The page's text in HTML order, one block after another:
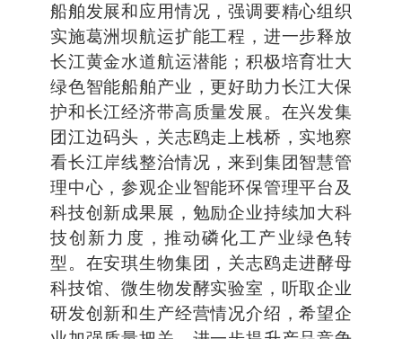
船舶发展和应用情况，强调要精心组织
实施葛洲坝航运扩能工程，进一步释放
长江黄金水道航运潜能；积极培育壮大
绿色智能船舶产业，更好助力长江大保
护和长江经济带高质量发展。在兴发集
团江边码头，关志鸥走上栈桥，实地察
看长江岸线整治情况，来到集团智慧管
理中心，参观企业智能环保管理平台及
科技创新成果展，勉励企业持续加大科
技创新力度，推动磷化工产业绿色转
型。在安琪生物集团，关志鸥走进酵母
科技馆、微生物发酵实验室，听取企业
研发创新和生产经营情况介绍，希望企